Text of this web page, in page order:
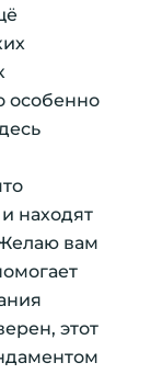
особенно
находят
вам
этот